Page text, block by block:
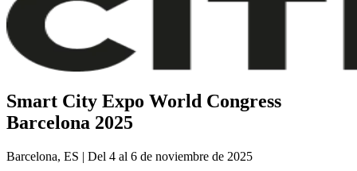
Smart City Expo World Congress
Barcelona 2025
Barcelona, ES | Del 4 al 6 de noviembre de 2025